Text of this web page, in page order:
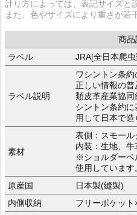
計り方によっては、表記サイズと
また、色やサイズにより重さが若
商品
ラベル
JRA[全日本爬
ラベル説明
ワシントン条
正しい情報の普
類皮革産業協同
シントン条約
用して日本で造
素材
表側：スモー
内装：生地、牛
※ショルダーベ
使用しています
原産国
日本製(縫製)
内側収納
フリーポケッ